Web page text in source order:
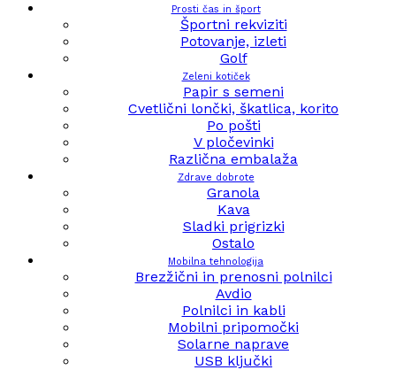
Prosti čas in šport
Športni rekviziti
Potovanje, izleti
Golf
Zeleni kotiček
Papir s semeni
Cvetlični lončki, škatlica, korito
Po pošti
V pločevinki
Različna embalaža
Zdrave dobrote
Granola
Kava
Sladki prigrizki
Ostalo
Mobilna tehnologija
Brezžični in prenosni polnilci
Avdio
Polnilci in kabli
Mobilni pripomočki
Solarne naprave
USB ključki